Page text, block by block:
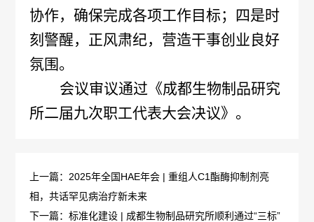
送
信
产
说
协作，确保完成各项工作目标；四是时
刻警醒，正风肃纪，营造干事创业良好
氛围。
会议审议通过《成都生物制品研究
所二届九次职工代表大会决议》。
上一篇：2025年全国HAE年会 | 重组人C1酯酶抑制剂亮
相，共话罕见病治疗新未来
下一篇：标准化建设 | 成都生物制品研究所顺利通过“三标”